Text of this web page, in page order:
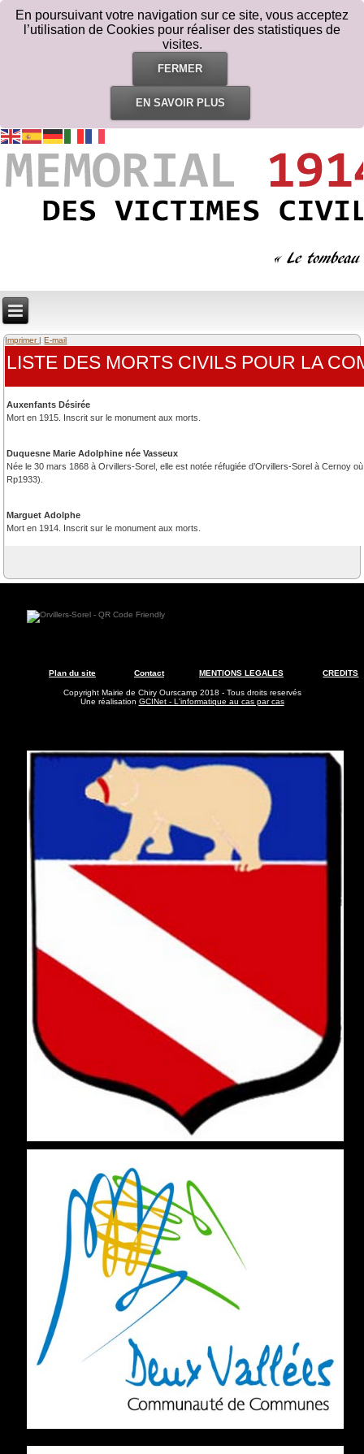
En poursuivant votre navigation sur ce site, vous acceptez
l’utilisation de Cookies pour réaliser des statistiques de
visites.
FERMER
EN SAVOIR PLUS
Imprimer E-mail
LISTE DES MORTS CIVILS POUR LA
Auxenfants Désirée
Mort en 1915. Inscrit sur le monument aux morts.
Duquesne Marie Adolphine née Vasseux
Née le 30 mars 1868 à Orvillers-Sorel, elle est notée réfugiée d’Orvillers-Sorel à Cernoy
Rp1933).
Marguet Adolphe
Mort en 1914. Inscrit sur le monument aux morts.
Plan du site Contact MENTIONS LEGALES CREDITS
Copyright Mairie de Chiry Ourscamp 2018 - Tous droits reservés
Une réalisation GCINet - L'informatique au cas par cas